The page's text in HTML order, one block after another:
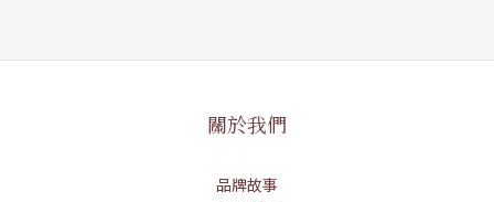
關於我們
品牌故事